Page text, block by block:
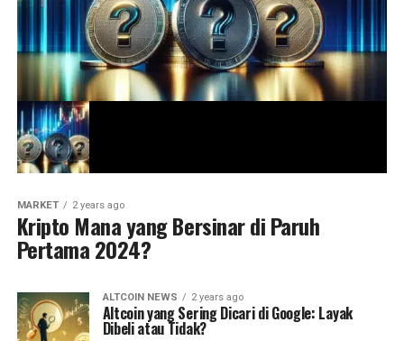
MARKET 2 years ago
Kripto Mana yang Bersinar di Paruh
Pertama 2024?
ALTCOIN NEWS 2 years ago
Altcoin yang Sering Dicari di Google: Layak
Dibeli atau Tidak?